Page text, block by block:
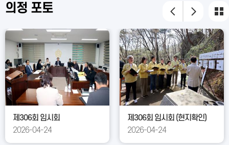
의정 포토
제306회 임시회
2026-04-24
제306회 임시회 (현지확인)
2026-04-24